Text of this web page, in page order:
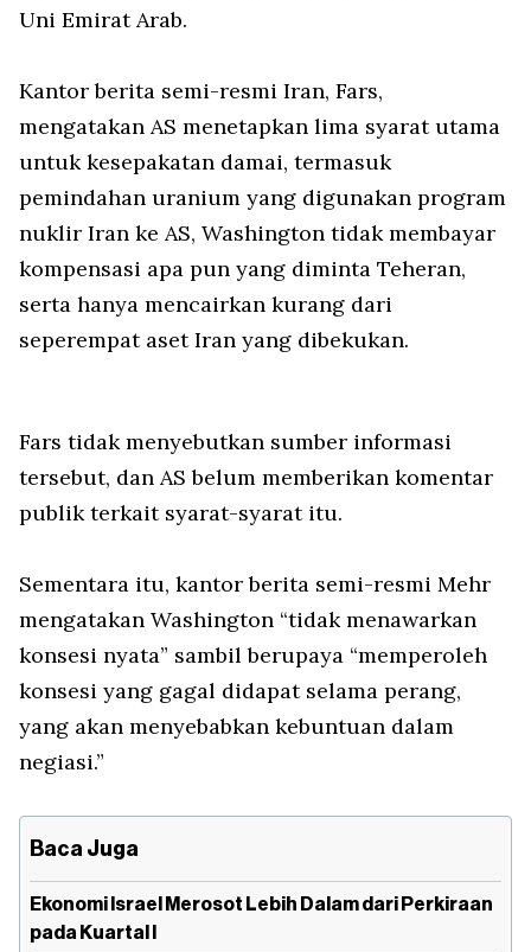
Uni Emirat Arab.
Kantor berita semi-resmi Iran, Fars,
mengatakan AS menetapkan lima syarat utama
untuk kesepakatan damai, termasuk
pemindahan uranium yang digunakan program
nuklir Iran ke AS, Washington tidak membayar
kompensasi apa pun yang diminta Teheran,
serta hanya mencairkan kurang dari
seperempat aset Iran yang dibekukan.
Fars tidak menyebutkan sumber informasi
tersebut, dan AS belum memberikan komentar
publik terkait syarat-syarat itu.
Sementara itu, kantor berita semi-resmi Mehr
mengatakan Washington “tidak menawarkan
konsesi nyata” sambil berupaya “memperoleh
konsesi yang gagal didapat selama perang,
yang akan menyebabkan kebuntuan dalam
negiasi.”
Baca Juga
Ekonomi Israel Merosot Lebih Dalam dari Perkiraan
pada Kuartal I